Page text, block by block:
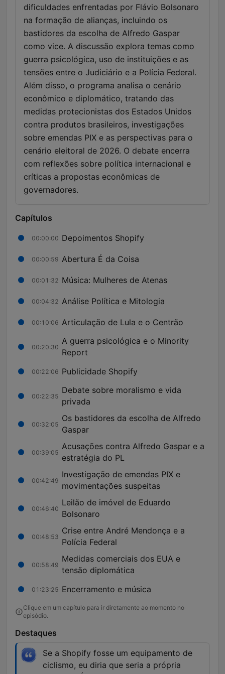
dificuldades enfrentadas por Flávio Bolsonaro
na formação de alianças, incluindo os
bastidores da escolha de Alfredo Gaspar
como vice. A discussão explora temas como
guerra psicológica, uso de instituições e as
tensões entre o Judiciário e a Polícia Federal.
Além disso, o programa analisa o cenário
econômico e diplomático, tratando das
medidas protecionistas dos Estados Unidos
contra produtos brasileiros, investigações
sobre emendas PIX e as perspectivas para o
cenário eleitoral de 2026. O debate encerra
com reflexões sobre política internacional e
críticas a propostas econômicas de
governadores.
Capítulos
00:00:00 Depoimentos Shopify
00:00:59 Abertura É da Coisa
00:01:32 Música: Mulheres de Atenas
00:04:32 Análise Política e Mitologia
00:10:06 Articulação de Lula e o Centrão
00:20:30
A guerra psicológica e o Minority
Report
00:22:06 Publicidade Shopify
00:22:35
Debate sobre moralismo e vida
privada
00:32:05
Os bastidores da escolha de Alfredo
Gaspar
00:39:05
Acusações contra Alfredo Gaspar e a
estratégia do PL
00:42:49
Investigação de emendas PIX e
movimentações suspeitas
00:46:40
Leilão de imóvel de Eduardo
Bolsonaro
00:48:53
Crise entre André Mendonça e a
Polícia Federal
00:58:49
Medidas comerciais dos EUA e
tensão diplomática
01:23:25 Encerramento e música
Clique em um capítulo para ir diretamente ao momento no
episódio.
Destaques
Se a Shopify fosse um equipamento de
ciclismo, eu diria que seria a própria